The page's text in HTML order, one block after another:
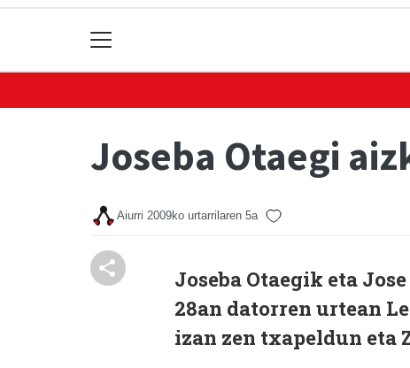
Joseba Otaegi
Aiurri 2009ko urtarrilaren 5a
Joseba Otaegik eta
28an datorren urtean
izan zen txapeldun eta